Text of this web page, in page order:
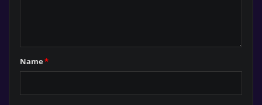
Name*